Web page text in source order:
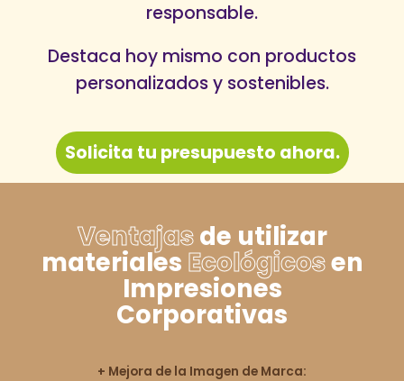
responsable.
Destaca hoy mismo con productos
personalizados y sostenibles.
Solicita tu presupuesto ahora.
Ventajasde utilizar
materiales Ecológicosen
Impresiones
Corporativas
+ Mejora de la Imagen de Marca: